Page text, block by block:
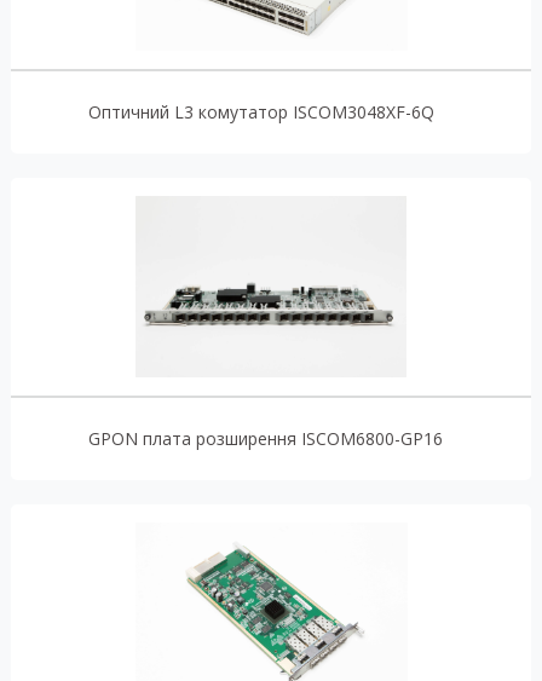
Оптичний L3 комутатор ISCOM3048XF-6Q
GPON плата розширення ISCOM6800-GP16